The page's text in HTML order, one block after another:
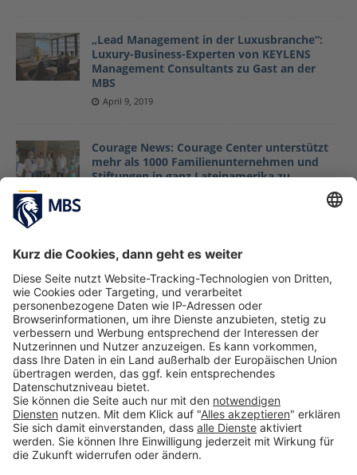
„Lead Management in der Luxusbranche“:
Luxury-Business-Experten von KEYLENS
Management Consultants zu Gast an der
MBS
April 9, 2019
Courage News: Courage Center unterstützt
mehr als 1000 Familienunternehmen und
Stiftungen in ganz Lateinamerika zu
Dr. David Wagner
Januar 19, 2023
Von Null auf Hundert zur digitalen
Hochschule: Munich Business School setzt
auf Online-Lehre
März 30, 2020